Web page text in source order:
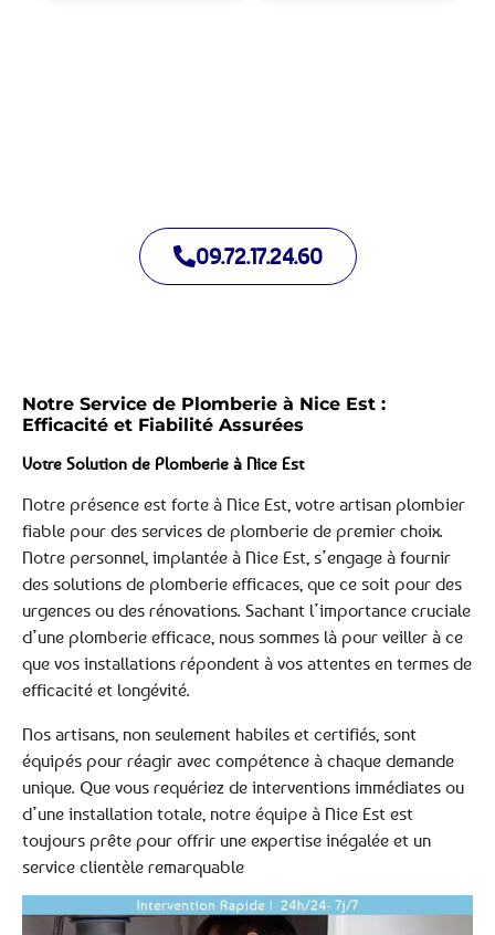
09.72.17.24.60
Notre Service de Plomberie à Nice Est :
Efficacité et Fiabilité Assurées
Votre Solution de Plomberie à Nice Est
Notre présence est forte à Nice Est, votre artisan plombier
fiable pour des services de plomberie de premier choix.
Notre personnel, implantée à Nice Est, s’engage à fournir
des solutions de plomberie efficaces, que ce soit pour des
urgences ou des rénovations. Sachant l’importance cruciale
d’une plomberie efficace, nous sommes là pour veiller à ce
que vos installations répondent à vos attentes en termes de
efficacité et longévité.
Nos artisans, non seulement habiles et certifiés, sont
équipés pour réagir avec compétence à chaque demande
unique. Que vous requériez de interventions immédiates ou
d’une installation totale, notre équipe à Nice Est est
toujours prête pour offrir une expertise inégalée et un
service clientèle remarquable